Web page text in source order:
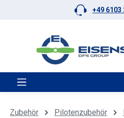
Zum Hauptinhalt springen+49 6103
Zubehör Pilotenzubehör